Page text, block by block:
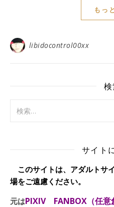
もっ
libidocontrol00xx
検
サイト
このサイトは、アダルトサ
場をご遠慮ください。
元はPIXIV FANBOX（任意